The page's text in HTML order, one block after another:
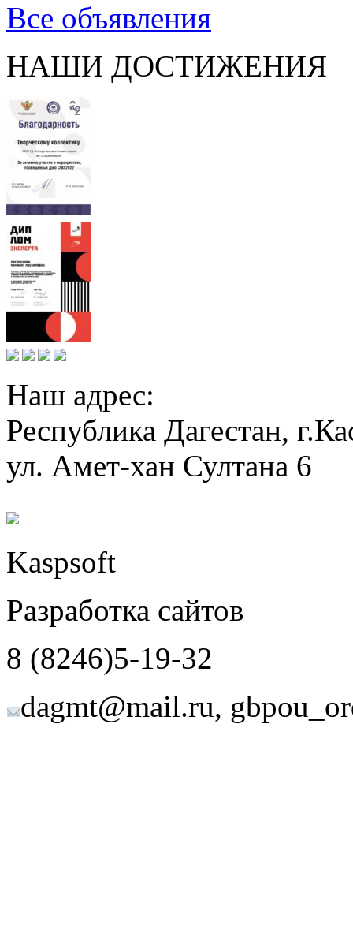
Все объявления
НАШИ ДОСТИЖЕНИЯ
Наш адрес:
Республика Дагестан,
ул. Амет-хан Султана 6
Kaspsoft
Разработка сайтов
8 (8246)5-19-32
dagmt@mail.ru,